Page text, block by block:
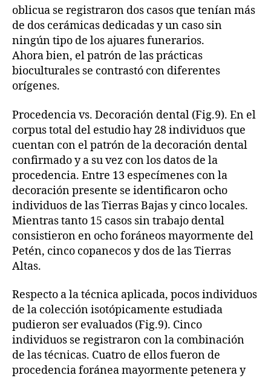
oblicua se registraron dos casos que tenían más
de dos cerámicas dedicadas y un caso sin
ningún tipo de los ajuares funerarios.
Ahora bien, el patrón de las prácticas
bioculturales se contrastó con diferentes
orígenes.
Procedencia vs. Decoración dental (Fig.9). En el
corpus total del estudio hay 28 individuos que
cuentan con el patrón de la decoración dental
confirmado y a su vez con los datos de la
procedencia. Entre 13 especímenes con la
decoración presente se identificaron ocho
individuos de las Tierras Bajas y cinco locales.
Mientras tanto 15 casos sin trabajo dental
consistieron en ocho foráneos mayormente del
Petén, cinco copanecos y dos de las Tierras
Altas.
Respecto a la técnica aplicada, pocos individuos
de la colección isotópicamente estudiada
pudieron ser evaluados (Fig.9). Cinco
individuos se registraron con la combinación
de las técnicas. Cuatro de ellos fueron de
procedencia foránea mayormente petenera y